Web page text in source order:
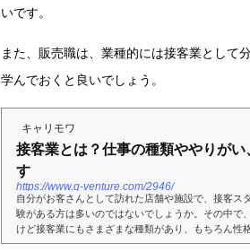
いです。
また、販売職は、業種的には接客業として
学んでおくと良いでしょう。
キャリモワ
接客業とは？仕事の種類ややりが
す
https://www.q-venture.com/2946/
自分がお客さんとして訪れた店舗や施設で、接客
験がある方は多いのではないでしょうか。その中で
けど接客業にもさまざまな種類があり、もちろん性